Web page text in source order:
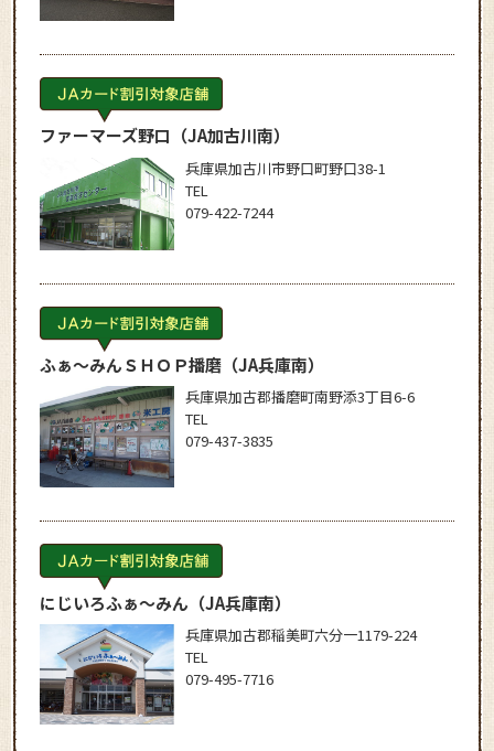
ファーマーズ野口 （JA加古川南）
兵庫県加古川市野口町野口38-1
TEL
079-422-7244
ふぁ～みんＳＨＯＰ播磨（JA兵庫南）
兵庫県加古郡播磨町南野添3丁目6-6
TEL
079-437-3835
にじいろふぁ～みん （JA兵庫南）
兵庫県加古郡稲美町六分一1179-224
TEL
079-495-7716